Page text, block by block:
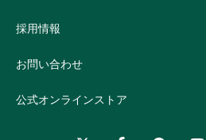
採用情報
お問い合わせ
公式オンラインストア